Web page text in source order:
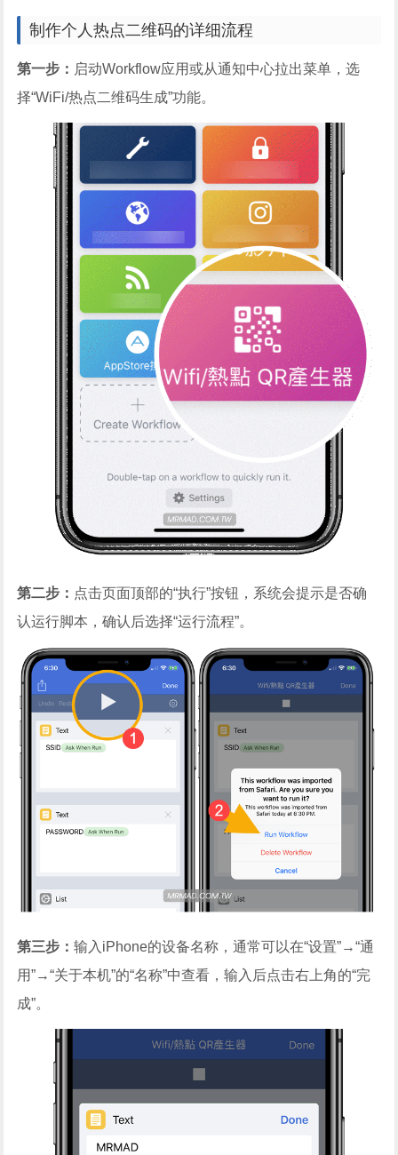
制作个人热点二维码的详细流程
第一步： 启动Workflow应用或从通知中心拉出菜单，选
择“WiFi/热点二维码生成”功能。
第二步： 点击页面顶部的“执行”按钮，系统会提示是否确
认运行脚本，确认后选择“运行流程”。
第三步：输入iPhone的设备名称，通常可以在“设置”→“通
用”→“关于本机”的“名称”中查看，输入后点击右上角的“完
成”。